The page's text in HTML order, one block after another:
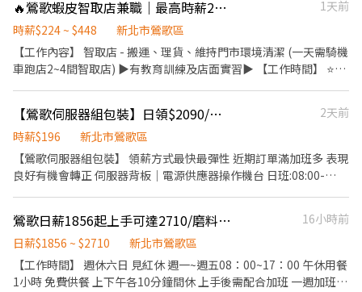
店(工作時段不同) : 早班時薪 - 07:00~12:00、07:30~12:30、
08:00~13:00、08:30~13:30 午班時薪 - 15:00~19:00 晚班時薪 -
(雙頭班) - 07:00~13:30+17:30~00:00 (上班約6~8小時) 夜班時薪 -
23:30~03:30 (上班約2~4小時) (實際排班依區經理安排為主) ⭕薪資
待遇： 時薪 : 智取店 : 209起(含8元交通津貼+5區域津貼)/晚班另+20
晚班津貼 夜班+40夜班津貼（給予期間依蝦皮公告為準） ➡️工作內
容： ⭕智取店為無人門市~故每日工作會移動門市2-4間上貨 (需有
交通工具哦) 偶會支援鄰近有人店門市 ⭕1.負責包裹 上貨分貨、搬
運、盤點、退回的包裹、後場包裹分類及寄件裝箱理貨等(需搬重)
⭕2.維持門市作業區環境、清潔維護作業 ⭕需可支援單日跑點、門
市支援(需有交通工具)：一天跑點約2-4家鄰近門市/跑點距離
<10KM ⚠️每週排班2~4天（含六日至少需一天） 💰【提供完整線上
教育訓練及店面實習有算薪】 ➡️工作地點 (自選區塊) ⭕智取店為無
人門市 ~以下門市店點移動輪流上貨(需交通工具) 智取店範圍 你會
工作到的店點每個班別會排2-4家門市或支援有人店(因隔日配業務
會需來門市來回移動)~ 🎯🎯🎯【工-作-地-點】🎯🎯🎯 🎈鶯歌區 ✨智
二日 🍟工作時間：【日班】08:00-17:00 🍟薪資時薪： 205/H
➖➖➖【 福利專區 】➖➖➖ ❣️提供日領週領薪水 ❣️免費供餐 ❣️每月10
號發薪 ➖➖➖【 我要報名 】➖➖➖ 指定財財+賴@484aymca 報名💗
🍟應徵快速傳送門 https://lin.ee/I5IgUvY4
🔥鶯歌蝦皮智取店兼職｜最高時薪224元💰｜免經驗可｜立即應徵🚀蝦智MH
1天前
時薪$224 ~ $448
新北市鶯歌區
【工作內容】 智取店 - 搬運、理貨、維持門市環境清潔 (一天需騎機
車跑店2~4間智取店) ▶️有教育訓練及店面實習▶️ 【工作時間】 ⭐智
23:30–03:30，需先在早班或晚班實習，實習時間最晚可從19:00開
始。 ▶️貨量多會有機會要加班半小時到一小時 實際排班時數依主管
安排 【薪資待遇】 ▶️智取店 早班時薪204(含津貼) 晚班時薪224(含
津貼) (國定假日雙倍薪) 【休假制度】 排班制，一周排4天左右 (假
桃路624號1樓 【應徵方式】 ☑️加入工作用官方ID： @446nvivi 加
入後提供基本資料立即安排 ☎️ 找優信人資－艾瑞克 ➡0968932939
【鶯歌伺服器組包裝】日領$2090/週休免費供2餐
2天前
時薪$196
新北市鶯歌區
【鶯歌伺服器組包裝】 領薪方式最快最彈性 近期訂單滿加班多 表現
良好有機會轉正 伺服器背板｜電源供應器操作機台 日班:08:00-
機車位,汽車停大馬路都白線非常好停車 日領薪資:台企免匯款手續
費,他行-15元銀行收 日領申請方式：每個月第一天需扣勞健保，第
二天隔日中午前匯款 ▶詢問應徵請截圖加入好友 ❤️紫玲小姐 ❤️請加
賴@zz168168(記得加@) https://lin.ee/Ki9Xgq9 (或點選網址直接
鶯歌日薪1856起上手可達2710/磨料製作助手
16小時前
日薪$1856 ~ $2710
新北市鶯歌區
【工作時間】 週休六日 見紅休 週一~週五08：00~17：00 午休用餐
1小時 免費供餐 上下午各10分鐘間休 上手後需配合加班 一週加班3